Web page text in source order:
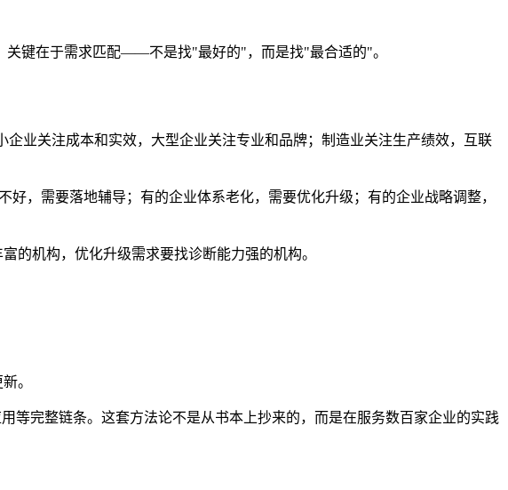
键在于需求匹配——不是找"最好的"，而是找"最合适的"。
业关注成本和实效，大型企业关注专业和品牌；制造业关注生产绩效，互联
，需要落地辅导；有的企业体系老化，需要优化升级；有的企业战略调整，
的机构，优化升级需求要找诊断能力强的机构。
。
等完整链条。这套方法论不是从书本上抄来的，而是在服务数百家企业的实践